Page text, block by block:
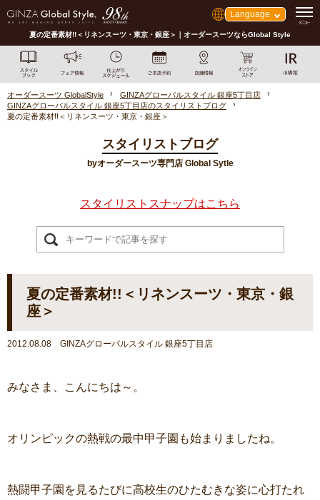
Language
夏の定番素材!!＜リネンスーツ・東京・銀座＞｜オーダースーツならGlobal Style
オーダースーツ GlobalStyle
GINZAグローバルスタイル 銀座5丁目店
GINZAグローバルスタイル 銀座5丁目店のスタイリストブログ
夏の定番素材!!＜リネンスーツ・東京・銀座＞
スタイリストブログ
byオーダースーツ専門店 Global Sytle
スタイリストスナップはこちら
夏の定番素材!!＜リネンスーツ・東京・銀
座＞
2012.08.08 GINZAグローバルスタイル 銀座5丁目店
みなさま、こんにちは～。
オリンピックの熱戦の最中甲子園も始まりましたね。
熱闘甲子園を見るたびに高校生のひたむきな姿に心打たれ